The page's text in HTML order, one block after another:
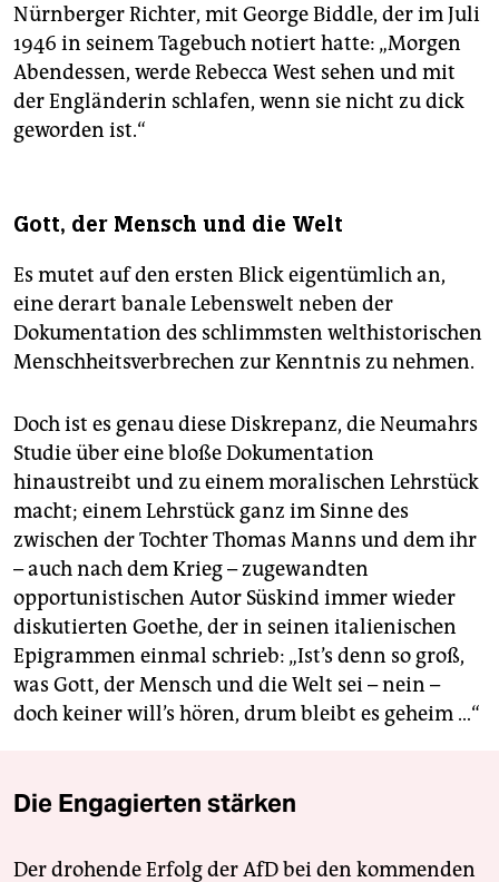
Nürnberger Richter, mit George Biddle, der im Juli
1946 in seinem Tagebuch notiert hatte: „Morgen
Abendessen, werde Rebecca West sehen und mit
der Engländerin schlafen, wenn sie nicht zu dick
geworden ist.“
Gott, der Mensch und die Welt
Es mutet auf den ersten Blick eigentümlich an,
eine derart banale Lebenswelt neben der
Dokumentation des schlimmsten welthistorischen
Menschheitsverbrechen zur Kenntnis zu nehmen.
Doch ist es genau diese Diskrepanz, die Neumahrs
Studie über eine bloße Dokumentation
hinaustreibt und zu einem moralischen Lehrstück
macht; einem Lehrstück ganz im Sinne des
zwischen der Tochter Thomas Manns und dem ihr
– auch nach dem Krieg – zugewandten
opportunistischen Autor Süskind immer wieder
diskutierten Goethe, der in seinen italienischen
Epigrammen einmal schrieb: „Ist’s denn so groß,
was Gott, der Mensch und die Welt sei – nein –
doch keiner will’s hören, drum bleibt es geheim …“
Die Engagierten stärken
Der drohende Erfolg der AfD bei den kommenden